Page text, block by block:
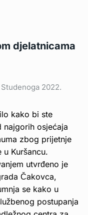
djelatnicama
2022.
kako bi ste
najgorih osjećaja
zbog prijetnje
Kuršancu.
utvrđeno je
Čakovca,
se kako u
postupanja